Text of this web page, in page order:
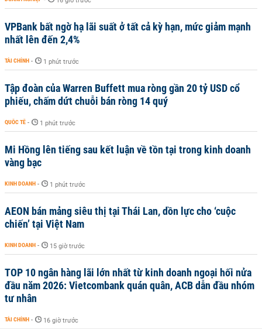
VPBank bất ngờ hạ lãi suất ở tất cả kỳ hạn, mức giảm mạnh
nhất lên đến 2,4%
TÀI CHÍNH - 1 phút trước
Tập đoàn của Warren Buffett mua ròng gần 20 tỷ USD cổ
phiếu, chấm dứt chuỗi bán ròng 14 quý
QUỐC TẾ - 1 phút trước
Mi Hồng lên tiếng sau kết luận về tồn tại trong kinh doanh
vàng bạc
KINH DOANH - 1 phút trước
AEON bán mảng siêu thị tại Thái Lan, dồn lực cho ‘cuộc
chiến’ tại Việt Nam
KINH DOANH - 15 giờ trước
TOP 10 ngân hàng lãi lớn nhất từ kinh doanh ngoại hối nửa
đầu năm 2026: Vietcombank quán quân, ACB dẫn đầu nhóm
tư nhân
TÀI CHÍNH - 16 giờ trước